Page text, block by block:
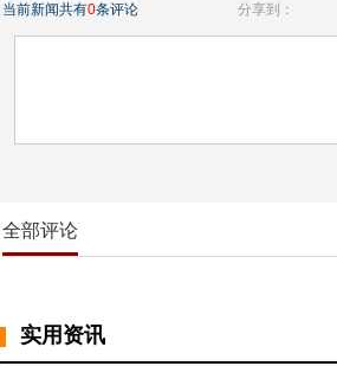
当前新闻共有0条评论 分享到：
全部评论
实用资讯